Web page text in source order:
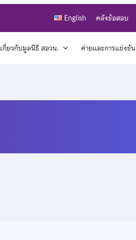
English คลังข้อสอบ
เกี่ยวกับมูลนิธิ สอวน. ค่ายและการแข่งขัน